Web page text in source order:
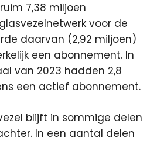
7,38 miljoen
voor de
daarvan (2,92 miljoen)
een abonnement. In
van 2023 hadden 2,8
een actief abonnement.
blijft in sommige delen
In een aantal delen